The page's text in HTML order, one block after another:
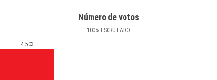
Número de votos
100% ESCRUTADO
4.503